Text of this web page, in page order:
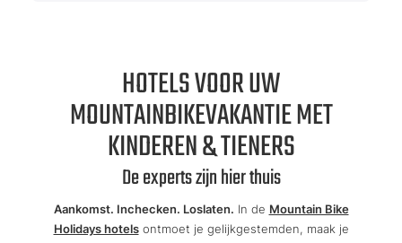
HOTELS VOOR UW
MOUNTAINBIKEVAKANTIE MET
KINDEREN & TIENERS
De experts zijn hier thuis
Aankomst. Inchecken. Loslaten. In de Mountain Bike
Holidays hotelsontmoet je gelijkgestemden, maak je